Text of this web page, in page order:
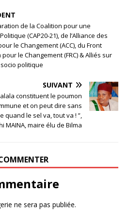
de la Coalition pour une
(CAP20-21), de l’Alliance des
le Changement (ACC), du Front
le Changement (FRC) & Alliés sur
politique
SUIVANT
constituent le poumon
et on peut dire sans
quand le sel va, tout va ! ”,
MAINA, maire élu de Bilma
ne sera pas publiée.